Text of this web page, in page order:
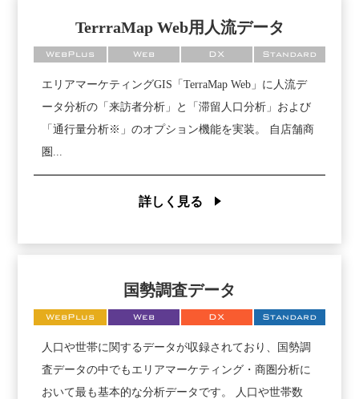
TerrraMap Web用人流データ
WebPlus Web DX Standard
エリアマーケティングGIS「TerraMap Web」に人流デ
ータ分析の「来訪者分析」と「滞留人口分析」および
「通行量分析※」のオプション機能を実装。 自店舗商
圏...
詳しく見る
国勢調査データ
WebPlus Web DX Standard
人口や世帯に関するデータが収録されており、国勢調
査データの中でもエリアマーケティング・商圏分析に
おいて最も基本的な分析データです。 人口や世帯数